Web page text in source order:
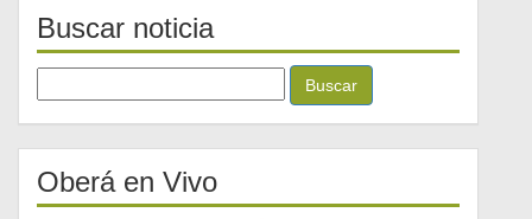
Buscar noticia
u
s
c
a
r
Oberá en Vivo